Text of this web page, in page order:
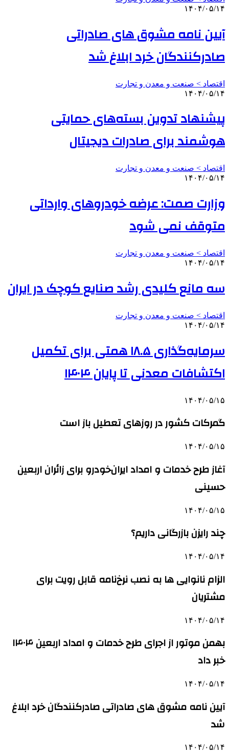
۱۴۰۴/۰۵/۱۴
آیین نامه مشوق های صادراتی
صادرکنندگان خرد ابلاغ شد
اقتصاد > صنعت و معدن و تجارت
۱۴۰۴/۰۵/۱۴
پیشنهاد تدوین بسته‌های حمایتی
هوشمند برای صادرات دیجیتال
اقتصاد > صنعت و معدن و تجارت
۱۴۰۴/۰۵/۱۴
وزارت صمت: عرضه خودروهای وارداتی
متوقف نمی شود
اقتصاد > صنعت و معدن و تجارت
۱۴۰۴/۰۵/۱۴
سه مانع کلیدی رشد صنایع کوچک در ایران
اقتصاد > صنعت و معدن و تجارت
۱۴۰۴/۰۵/۱۴
سرمایه‌گذاری ۱۸.۵ همتی برای تکمیل
اکتشافات معدنی تا پایان ۱۴۰۴
۱۴۰۴/۰۵/۱۵
گمرکات کشور در روزهای تعطیل باز است
۱۴۰۴/۰۵/۱۵
آغاز طرح خدمات و امداد ایران‌خودرو برای زائران اربعین
حسینی
۱۴۰۴/۰۵/۱۵
چند رایزن بازرگانی داریم؟
۱۴۰۴/۰۵/۱۴
الزام نانوایی ها به نصب نرخ‌نامه قابل رویت برای
مشتریان
۱۴۰۴/۰۵/۱۴
بهمن موتور از اجرای طرح خدمات و امداد اربعین ۱۴۰۴
خبر داد
۱۴۰۴/۰۵/۱۴
آیین نامه مشوق های صادراتی صادرکنندگان خرد ابلاغ
شد
۱۴۰۴/۰۵/۱۴